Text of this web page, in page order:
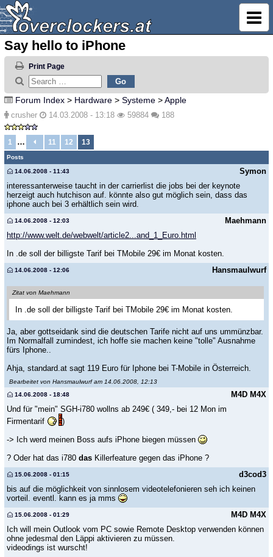
Say hello to iPhone
Print Page
Forum Index > Hardware > Systeme >Apple
crusher 14.03.2008 - 13:18 59884 188
1 … 11 12 13
Posts
Symon
14.06.2008 - 11:43
interessanterweise taucht in der carrierlist die jobs bei der keynote
herzeigt auch hutchison auf. könnte also gut möglich sein, dass das
iphone auch bei 3 erhältlich sein wird.
Maehmann
14.06.2008 - 12:03
http://www.welt.de/webwelt/article2...and_1_Euro.html
In .de soll der billigste Tarif bei TMobile 29€ im Monat kosten.
Hansmaulwurf
14.06.2008 - 12:06
Zitat von Maehmann
In .de soll der billigste Tarif bei TMobile 29€ im Monat kosten.
Ja, aber gottseidank sind die deutschen Tarife nicht auf uns ummünzbar.
Im Normalfall zumindest, ich hoffe sie machen keine "tolle" Ausnahme
fürs Iphone..
Ahja, standard.at sagt 119 Euro für Iphone bei T-Mobile in Österreich.
Bearbeitet von Hansmaulwurf am 14.06.2008, 12:13
M4D M4X
14.06.2008 - 18:48
Und für "mein" SGH-i780 wollns ab 249€ ( 349,- bei 12 Mon im
Firmentarif
)
-> Ich werd meinen Boss aufs iPhone biegen müssen
? Oder hat das i780 das Killerfeature gegen das iPhone ?
d3cod3
15.06.2008 - 01:15
bis auf die möglichkeit von sinnlosem videotelefonieren seh ich keinen
vorteil. eventl. kann es ja mms
M4D M4X
15.06.2008 - 01:29
Ich will mein Outlook vom PC sowie Remote Desktop verwenden können
ohne jedesmal den Läppi aktivieren zu müssen.
videodings ist wurscht!